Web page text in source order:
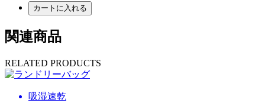
カートに入れる
関連商品
RELATED PRODUCTS
吸湿速乾